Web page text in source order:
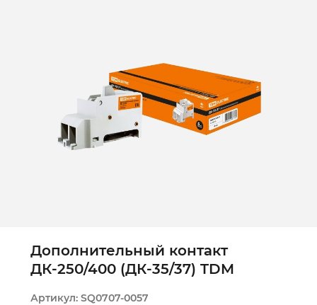
Дополнительный контакт
ДК-250/400 (ДК-35/37) TDM
Артикул: SQ0707-0057